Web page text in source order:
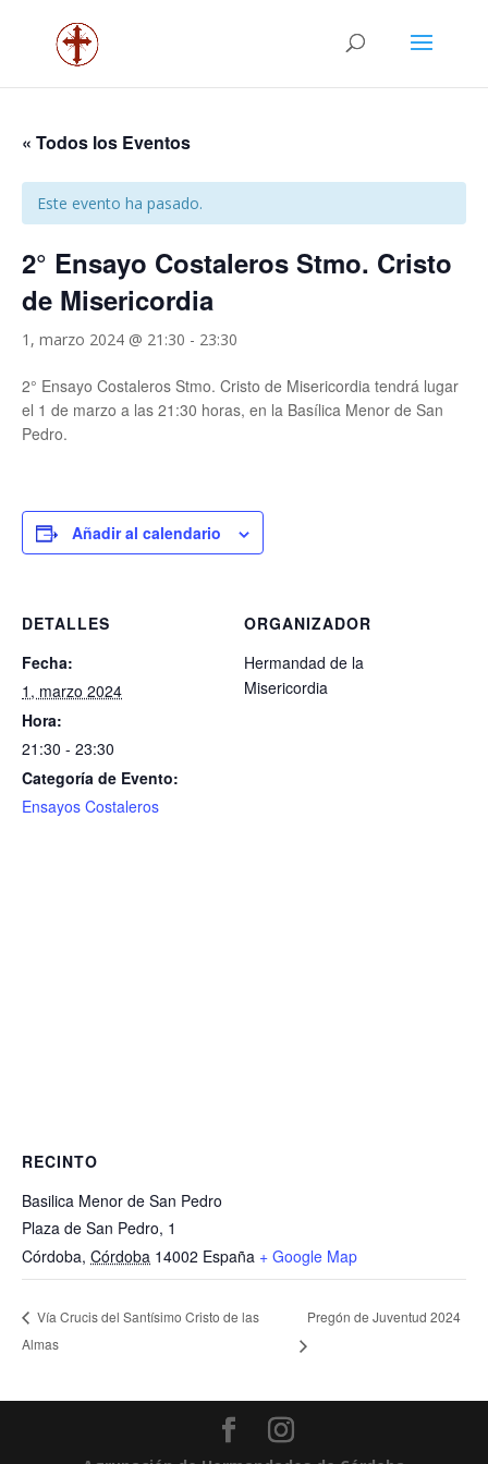
« Todos los Eventos
Este evento ha pasado.
2° Ensayo Costaleros Stmo. Cristo
de Misericordia
1, marzo 2024 @ 21:30 - 23:30
2° Ensayo Costaleros Stmo. Cristo de Misericordia tendrá lugar
el 1 de marzo a las 21:30 horas, en la Basílica Menor de San
Pedro.
Añadir al calendario
DETALLES
Fecha:
1, marzo 2024
Hora:
21:30 - 23:30
Categoría de Evento:
Ensayos Costaleros
ORGANIZADOR
Hermandad de la
Misericordia
RECINTO
Basilica Menor de San Pedro
Plaza de San Pedro, 1
Córdoba, Córdoba 14002 España + Google Map
Vía Crucis del Santísimo Cristo de las
Almas
Pregón de Juventud 2024